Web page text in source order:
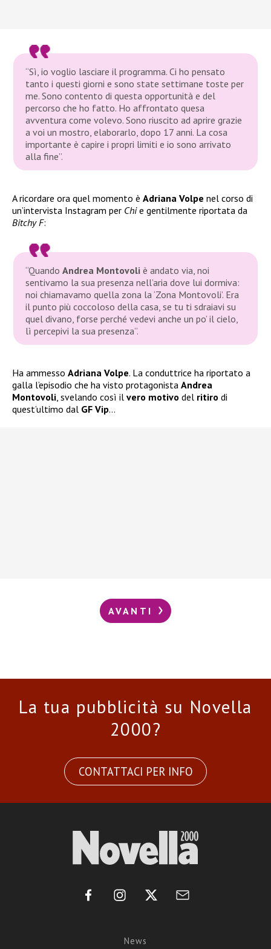
“Sì, io voglio lasciare il programma. Ci ho pensato
tanto i questi giorni e sono state settimane toste per
me. Sono contento di questa opportunità e del
percorso che ho fatto. Ho affrontato quesa
avventura come volevo. Sono riuscito ad aprire grazie
a voi un mostro, elaborarlo, dopo 17 anni. La cosa
importante è capire i propri limiti e io sono arrivato
alla fine”.
A ricordare ora quel momento è Adriana Volpe nel corso di
un’intervista Instagram per Chie gentilmente riportata da
Bitchy F:
“QuandoAndrea Montovoliè andato via, noi
sentivamo la sua presenza nell’aria dove lui dormiva:
noi chiamavamo quella zona la ‘Zona Montovoli’. Era
il punto più coccoloso della casa, se tu ti sdraiavi su
quel divano, forse perché vedevi anche un po’ il cielo,
lì percepivi la sua presenza”.
Ha ammesso Adriana Volpe. La conduttrice ha riportato a
galla l’episodio che ha visto protagonista Andrea
Montovoli , svelando così il vero motivo del ritiro di
quest’ultimo dal GF Vip…
AVANTI
La tua pubblicità su Novella
2000?
CONTATTACI PER INFO
News